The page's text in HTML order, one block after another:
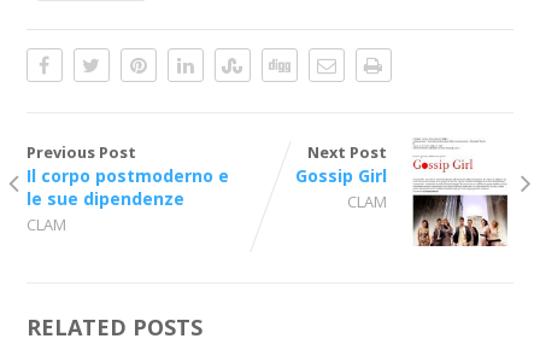
Previous Post
Il corpo postmoderno e
le sue dipendenze
CLAM
Next Post
Gossip Girl
CLAM
RELATED POSTS